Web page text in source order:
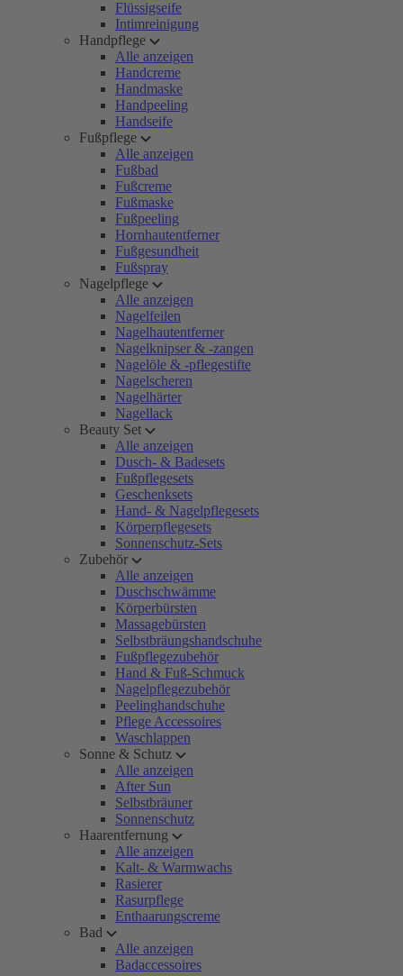
Flüssigseife
Intimreinigung
Handpflege
Alle anzeigen
Handcreme
Handmaske
Handpeeling
Handseife
Fußpflege
Alle anzeigen
Fußbad
Fußcreme
Fußmaske
Fußpeeling
Hornhautentferner
Fußgesundheit
Fußspray
Nagelpflege
Alle anzeigen
Nagelfeilen
Nagelhautentferner
Nagelknipser & -zangen
Nagelöle & -pflegestifte
Nagelscheren
Nagelhärter
Nagellack
Beauty Set
Alle anzeigen
Dusch- & Badesets
Fußpflegesets
Geschenksets
Hand- & Nagelpflegesets
Körperpflegesets
Sonnenschutz-Sets
Zubehör
Alle anzeigen
Duschschwämme
Körperbürsten
Massagebürsten
Selbstbräungshandschuhe
Fußpflegezubehör
Hand & Fuß-Schmuck
Nagelpflegezubehör
Peelinghandschuhe
Pflege Accessoires
Waschlappen
Sonne & Schutz
Alle anzeigen
After Sun
Selbstbräuner
Sonnenschutz
Haarentfernung
Alle anzeigen
Kalt- & Warmwachs
Rasierer
Rasurpflege
Enthaarungscreme
Bad
Alle anzeigen
Badaccessoires